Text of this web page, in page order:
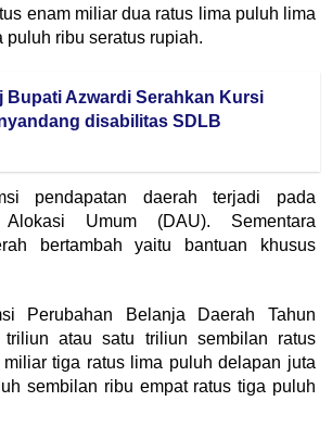
enam miliar dua ratus lima puluh lima
puluh ribu seratus rupiah.
Bupati Azwardi Serahkan Kursi
disabilitas SDLB
pendapatan daerah terjadi pada
Umum (DAU). Sementara
bertambah yaitu bantuan khusus
Perubahan Belanja Daerah Tahun
atau satu triliun sembilan ratus
tiga ratus lima puluh delapan juta
sembilan ribu empat ratus tiga puluh